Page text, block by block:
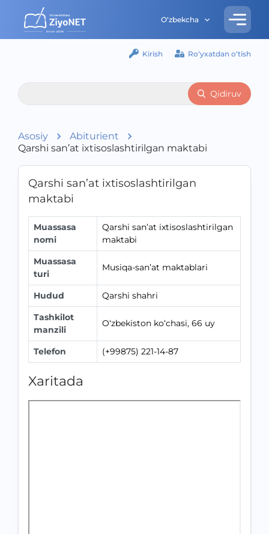
O‘zbekcha
Kirish Ro‘yxatdan o‘tish
Qidiruv
Asosiy
Abiturient
Qarshi san’at ixtisoslashtirilgan maktabi
Qarshi san’at ixtisoslashtirilgan
maktabi
Muassasa
nomi
Qarshi san’at ixtisoslashtirilgan
maktabi
Muassasa
turi
Musiqa-san’at maktablari
Hudud
Qarshi shahri
Tashkilot
manzili
O‘zbekiston ko‘chasi, 66 uy
Telefon (+99875) 221-14-87
Xaritada